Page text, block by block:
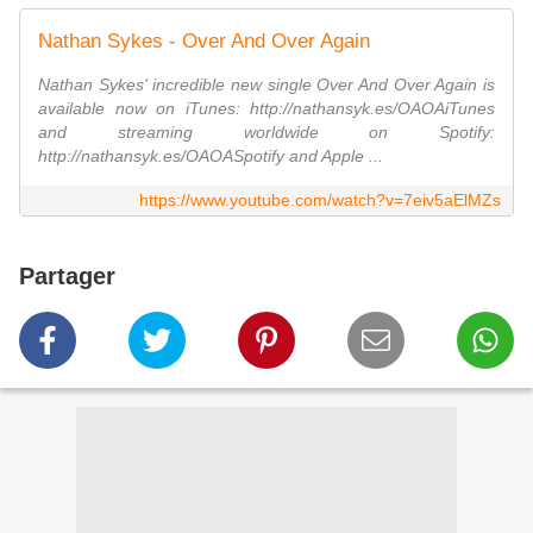
Nathan Sykes - Over And Over Again
Nathan Sykes' incredible new single Over And Over Again is
available now on iTunes: http://nathansyk.es/OAOAiTunes
and streaming worldwide on Spotify:
http://nathansyk.es/OAOASpotify and Apple ...
https://www.youtube.com/watch?v=7eiv5aElMZs
Partager